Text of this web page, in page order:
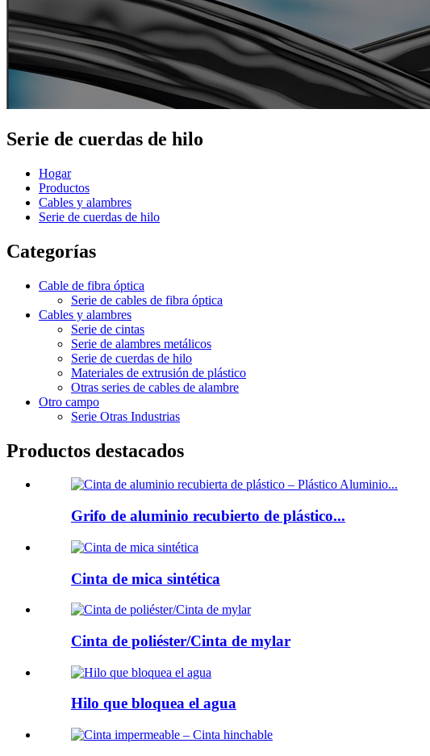
Serie de cuerdas de hilo
Hogar
Productos
Cables y alambres
Serie de cuerdas de hilo
Categorías
Cable de fibra óptica
Serie de cables de fibra óptica
Cables y alambres
Serie de cintas
Serie de alambres metálicos
Serie de cuerdas de hilo
Materiales de extrusión de plástico
Otras series de cables de alambre
Otro campo
Serie Otras Industrias
Productos destacados
Grifo de aluminio recubierto de plástico...
Cinta de mica sintética
Cinta de poliéster/Cinta de mylar
Hilo que bloquea el agua